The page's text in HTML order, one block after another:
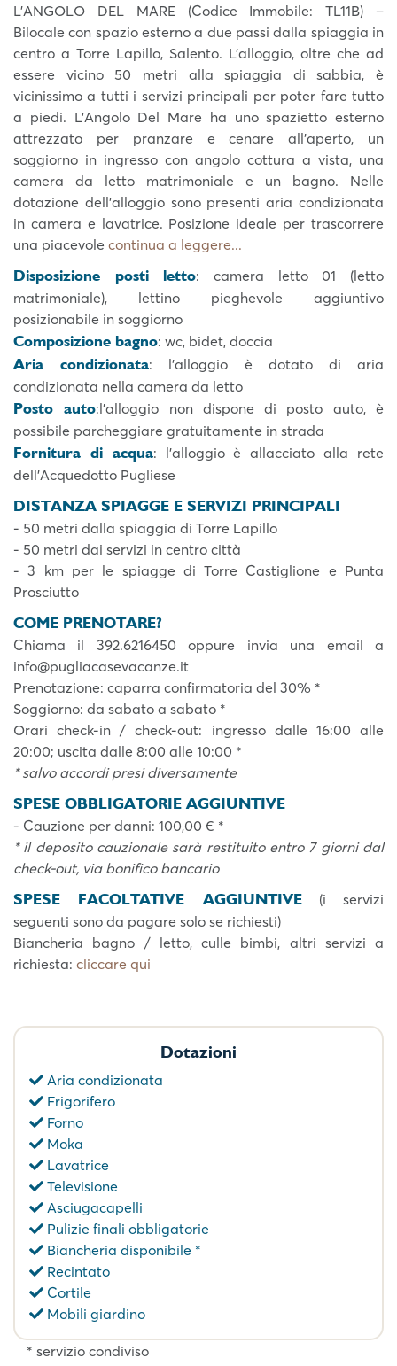
L’ANGOLO DEL MARE (Codice Immobile: TL11B) –
Bilocale con spazio esterno a due passi dalla spiaggia in
centro a Torre Lapillo, Salento. L’alloggio, oltre che ad
essere vicino 50 metri alla spiaggia di sabbia, è
vicinissimo a tutti i servizi principali per poter fare tutto
a piedi. L’Angolo Del Mare ha uno spazietto esterno
attrezzato per pranzare e cenare all’aperto, un
soggiorno in ingresso con angolo cottura a vista, una
camera da letto matrimoniale e un bagno. Nelle
dotazione dell’alloggio sono presenti aria condizionata
in camera e lavatrice. Posizione ideale per trascorrere
una piacevole continua a leggere...
Disposizione posti letto: camera letto 01 (letto
matrimoniale), lettino pieghevole aggiuntivo
posizionabile in soggiorno
Composizione bagno: wc, bidet, doccia
Aria condizionata: l’alloggio è dotato di aria
condizionata nella camera da letto
Posto auto:l'alloggio non dispone di posto auto, è
possibile parcheggiare gratuitamente in strada
Fornitura di acqua: l’alloggio è allacciato alla rete
dell’Acquedotto Pugliese
DISTANZA SPIAGGE E SERVIZI PRINCIPALI
- 50 metri dalla spiaggia di Torre Lapillo
- 50 metri dai servizi in centro città
- 3 km per le spiagge di Torre Castiglione e Punta
Prosciutto
COME PRENOTARE?
Chiama il 392.6216450 oppure invia una email a
info@pugliacasevacanze.it
Prenotazione: caparra confirmatoria del 30% *
Soggiorno: da sabato a sabato *
Orari check-in / check-out: ingresso dalle 16:00 alle
20:00; uscita dalle 8:00 alle 10:00 *
* salvo accordi presi diversamente
SPESE OBBLIGATORIE AGGIUNTIVE
- Cauzione per danni: 100,00 € *
* il deposito cauzionale sarà restituito entro 7 giorni dal
check-out, via bonifico bancario
SPESE FACOLTATIVE AGGIUNTIVE(i servizi
seguenti sono da pagare solo se richiesti)
Biancheria bagno / letto, culle bimbi, altri servizi a
richiesta: cliccare qui
Dotazioni
Aria condizionata
Frigorifero
Forno
Moka
Lavatrice
Televisione
Asciugacapelli
Pulizie finali obbligatorie
Biancheria disponibile *
Recintato
Cortile
Mobili giardino
* servizio condiviso